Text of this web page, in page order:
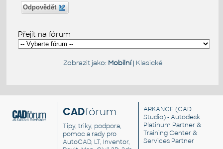
Odpovědět
Přejít na fórum
Zobrazit jako: Mobilní| Klasické
CADfórum
Tipy, triky, podpora,
pomoc a rady pro
AutoCAD, LT, Inventor,
ARKANCE (CAD
Studio) - Autodesk
Platinum Partner &
Training Center &
Services Partner